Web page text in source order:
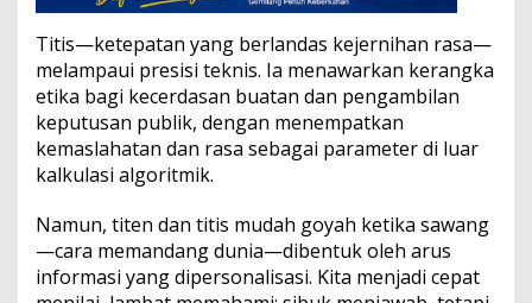
​Titis—ketepatan yang berlandas kejernihan rasa—
melampaui presisi teknis. Ia menawarkan kerangka
etika bagi kecerdasan buatan dan pengambilan
keputusan publik, dengan menempatkan
kemaslahatan dan rasa sebagai parameter di luar
kalkulasi algoritmik.
​Namun, titen dan titis mudah goyah ketika sawang
—cara memandang dunia—dibentuk oleh arus
informasi yang dipersonalisasi. Kita menjadi cepat